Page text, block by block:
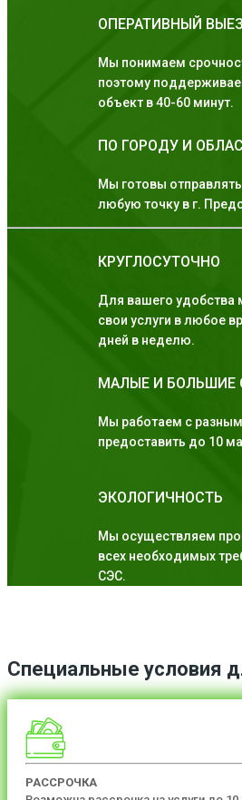
ОПЕРАТИВНЫЙ
Мы понимаем
поэтому
объект в 40-60 минут.
ПО ГОРОДУ И
Мы готовы
любую точку в г.
КРУГЛОСУТОЧНО
Для вашего удобства
свои услуги в любое
дней в неделю.
МАЛЫЕ И БОЛЬШИЕ
Мы работаем с
предоставить до 10
ЭКОЛОГИЧНОСТЬ
Мы осуществляем
всех необходимых
СЭС.
Специальные условия
РАССРОЧКА